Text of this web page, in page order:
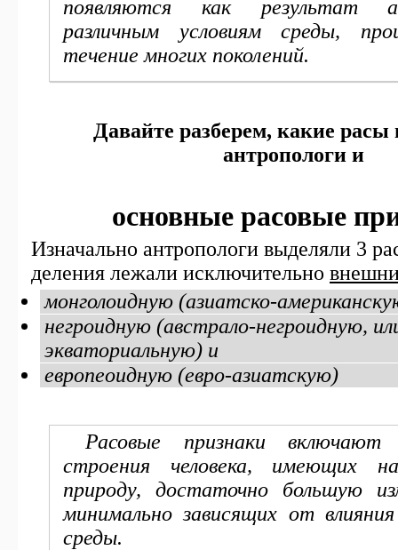
появляются как результат
различным условиям среды,
течение многих поколений.
Давайте разберем, какие
антропологи и
основные расовые
Изначально антропологи выделяли 3
деления лежали исключительно
монголоидную (азиатско-
негроидную (австрало-негроидную,
экваториальную) и
европеоидную (евро-азиатскую)
Расовые признаки
строения человека, имеющих
природу, достаточно большую
минимально зависящих от
среды.